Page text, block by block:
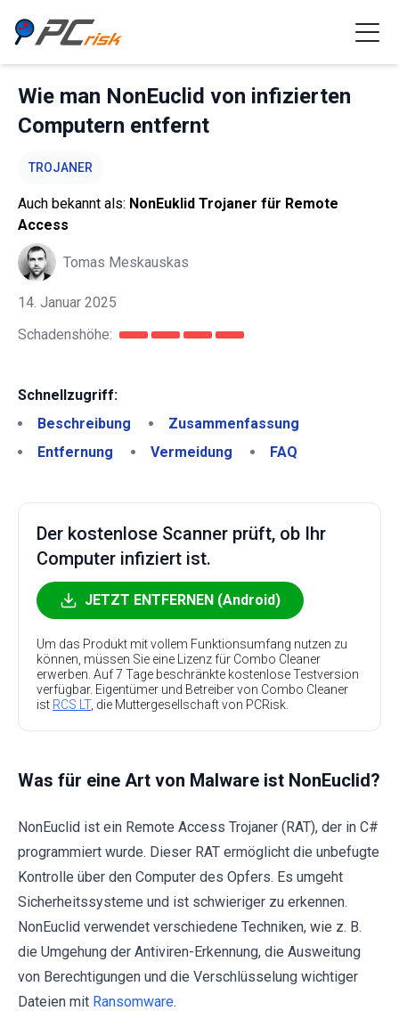
Wie man NonEuclid von infizierten
Computern entfernt
TROJANER
Auch bekannt als: NonEuklid Trojaner für Remote
Access
Tomas Meskauskas
14. Januar 2025
Schadenshöhe:
Schnellzugriff:
Beschreibung
Zusammenfassung
Entfernung
Vermeidung FAQ
Der kostenlose Scanner prüft, ob Ihr
Computer infiziert ist.
JETZT ENTFERNEN (Android)
Um das Produkt mit vollem Funktionsumfang nutzen zu
können, müssen Sie eine Lizenz für Combo Cleaner
erwerben. Auf 7 Tage beschränkte kostenlose Testversion
verfügbar. Eigentümer und Betreiber von Combo Cleaner
ist RCS LT, die Muttergesellschaft von PCRisk.
Was für eine Art von Malware ist NonEuclid?
NonEuclid ist ein Remote Access Trojaner (RAT), der in C#
programmiert wurde. Dieser RAT ermöglicht die unbefugte
Kontrolle über den Computer des Opfers. Es umgeht
Sicherheitssysteme und ist schwieriger zu erkennen.
NonEuclid verwendet verschiedene Techniken, wie z. B.
die Umgehung der Antiviren-Erkennung, die Ausweitung
von Berechtigungen und die Verschlüsselung wichtiger
Dateien mit Ransomware.